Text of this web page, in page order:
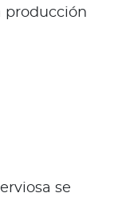
producción
se